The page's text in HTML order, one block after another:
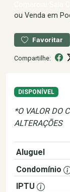
ou Venda em
Favoritar
Compartilhe:
DISPONÍVEL
*O VALOR DO
ALTERAÇÕES
Aluguel
Condomínio
IPTU